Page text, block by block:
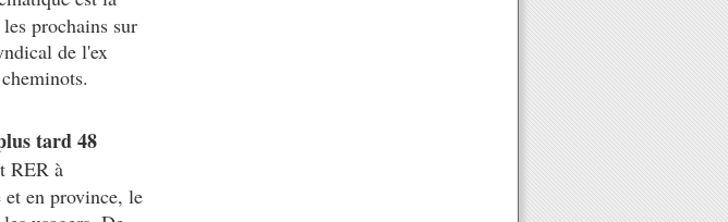
prochains sur
de l'ex
tard 48
RER à
en province, le